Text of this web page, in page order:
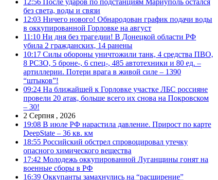
без света, воды и связи
12:03 Ничего нового! Обнародован график подачи воды
в оккупированной Горловке на август
11:10 Ни дня без трагедии! В Донецкой области РФ
убила 2 гражданских, 14 ранены
10:17 Силы обороны уничтожили танк, 4 средства ПВО,
8 РСЗО, 5 броне-, 6 спец-, 485 автотехники и 80 ед. –
артиллерии. Потери врага в живой силе – 1390
“штыков”!
09:24 На ближайшей к Горловке участке ЛБС россияне
провели 20 атак, больше всего их снова на Покровском
– 30!
2 Серпня , 2026
19:08 В июле РФ нарастила давление. Прирост по карте
DeepState – 36 кв. км
18:55 Российский обстрел спровоцировал утечку
опасного химического вещества
17:42 Молодежь оккупированной Луганщины гонят на
военные сборы в РФ
16:39 Оккупанты замахнулись на “расширение”